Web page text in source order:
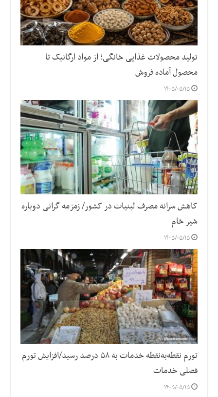
تولید محصولات غذایی خانگی؛ از مواد ارگانیک تا
محصول آماده فروش
۱۴۰۵/۰۵/۱۵
کاهش سرانه مصرف لبنیات در کشور/ زمزمه گرانی دوباره
شیر خام
۱۴۰۵/۰۵/۱۵
تورم نقطه‌به‌نقطه خدمات به ۵۸ درصد رسید/افزایش تورم
فصلی خدمات
۱۴۰۵/۰۵/۱۵